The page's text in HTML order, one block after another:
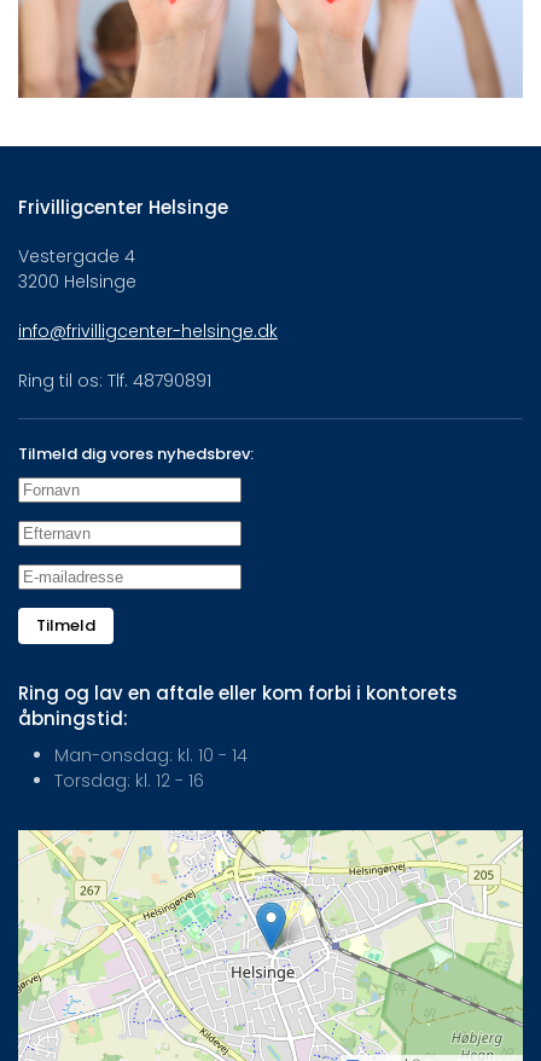
Frivilligcenter Helsinge
Vestergade 4
3200 Helsinge
info@frivilligcenter-helsinge.dk
Ring til os: Tlf. 48790891
Tilmeld dig vores nyhedsbrev:
Tilmeld
Ring og lav en aftale eller kom forbi i kontorets
åbningstid:
Man-onsdag: kl. 10 - 14
Torsdag: kl. 12 - 16